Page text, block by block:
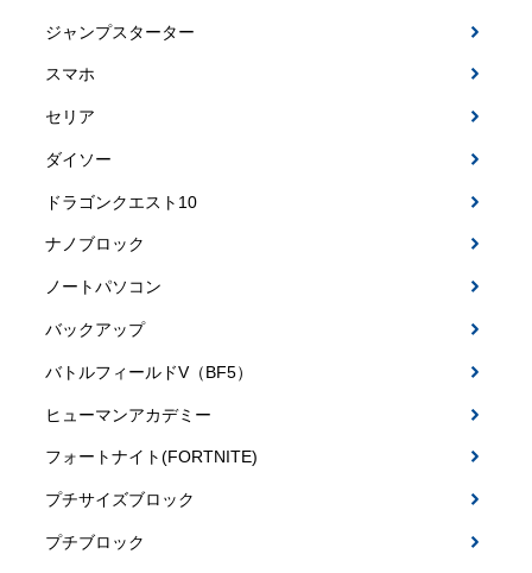
ジャンプスターター
スマホ
セリア
ダイソー
ドラゴンクエスト10
ナノブロック
ノートパソコン
バックアップ
バトルフィールドV（BF5）
ヒューマンアカデミー
フォートナイト(FORTNITE)
プチサイズブロック
プチブロック